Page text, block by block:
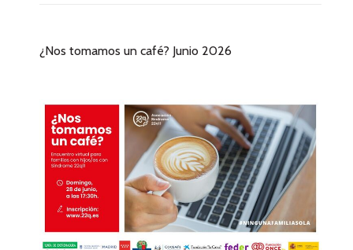
¿Nos tomamos un café? Junio 2026